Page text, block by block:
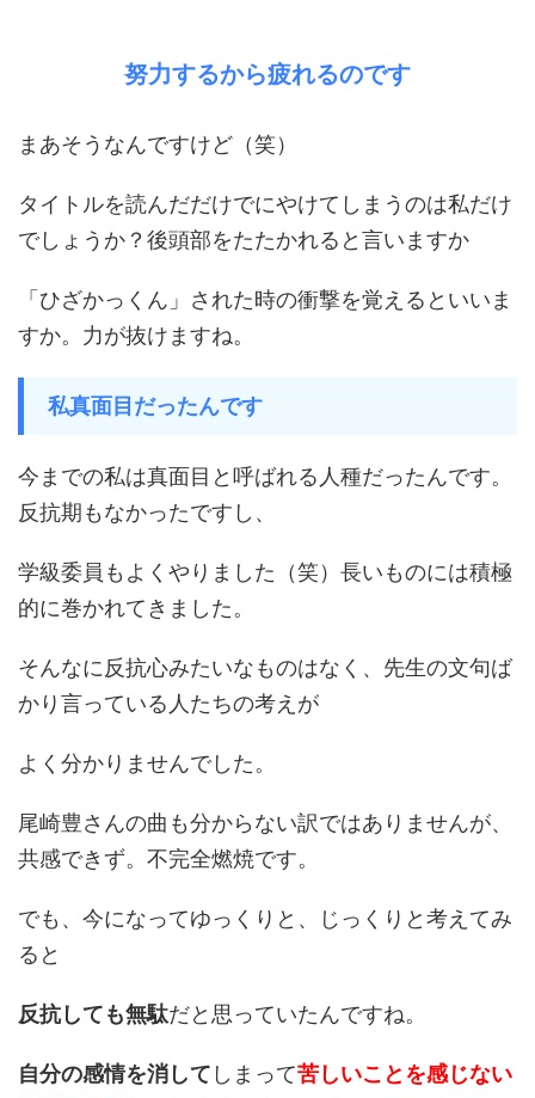
努力するから疲れるのです
まあそうなんですけど（笑）
タイトルを読んだだけでにやけてしまうのは私だけ
でしょうか？後頭部をたたかれると言いますか
「ひざかっくん」された時の衝撃を覚えるといいま
すか。力が抜けますね。
私真面目だったんです
今までの私は真面目と呼ばれる人種だったんです。
反抗期もなかったですし、
学級委員もよくやりました（笑）長いものには積極
的に巻かれてきました。
そんなに反抗心みたいなものはなく、先生の文句ば
かり言っている人たちの考えが
よく分かりませんでした。
尾崎豊さんの曲も分からない訳ではありませんが、
共感できず。不完全燃焼です。
でも、今になってゆっくりと、じっくりと考えてみ
ると
反抗しても無駄だと思っていたんですね。
自分の感情を消して しまって苦しいことを感じない